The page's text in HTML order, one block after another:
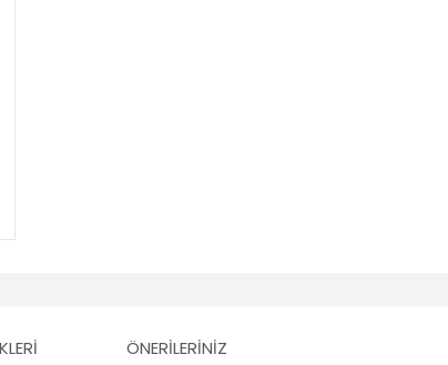
ÖNERILERINIZ